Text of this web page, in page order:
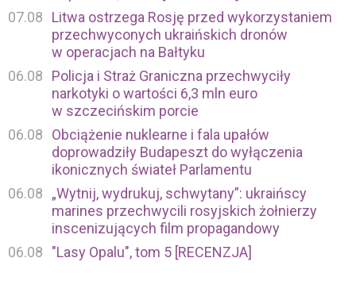
07.08
Litwa ostrzega Rosję przed wykorzystaniem
przechwyconych ukraińskich dronów
w operacjach na Bałtyku
06.08
Policja i Straż Graniczna przechwyciły
narkotyki o wartości 6,3 mln euro
w szczecińskim porcie
06.08
Obciążenie nuklearne i fala upałów
doprowadziły Budapeszt do wyłączenia
ikonicznych świateł Parlamentu
06.08
„Wytnij, wydrukuj, schwytany”: ukraińscy
marines przechwycili rosyjskich żołnierzy
inscenizujących film propagandowy
06.08
"Lasy Opalu", tom 5 [RECENZJA]